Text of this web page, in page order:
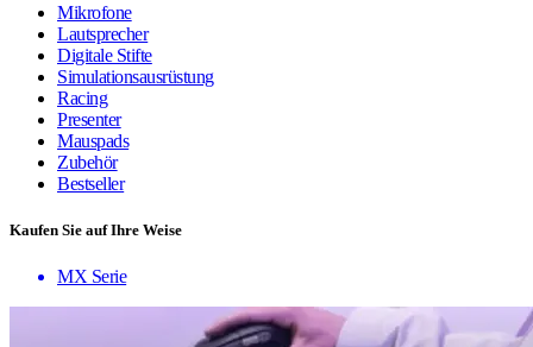
Mikrofone
Lautsprecher
Digitale Stifte
Simulationsausrüstung
Racing
Presenter
Mauspads
Zubehör
Bestseller
Kaufen Sie auf Ihre Weise
MX Serie